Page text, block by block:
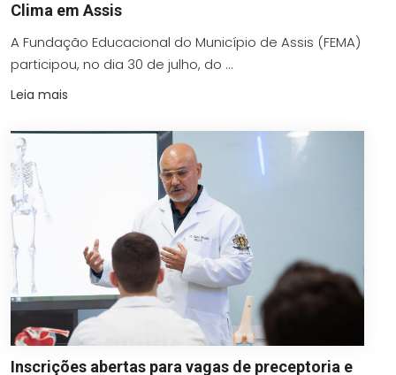
Clima em Assis
A Fundação Educacional do Município de Assis (FEMA)
participou, no dia 30 de julho, do ...
Leia mais
Inscrições abertas para vagas de preceptoria e